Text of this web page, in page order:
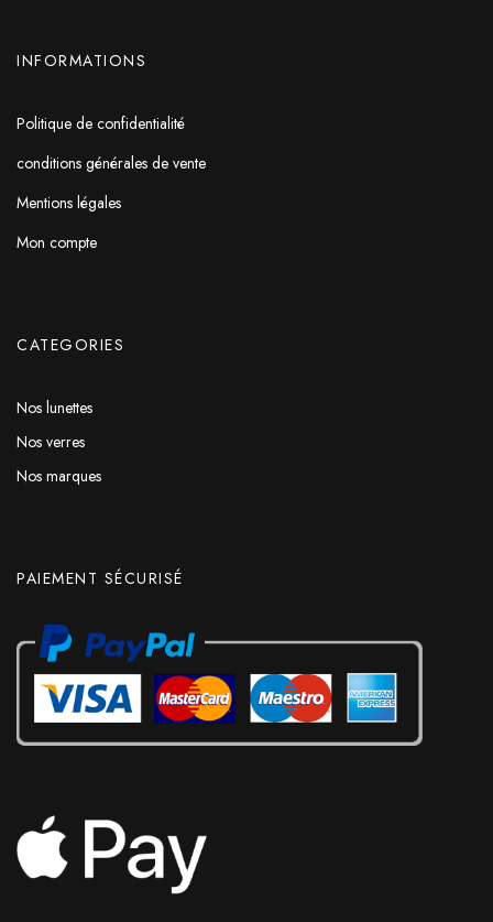
INFORMATIONS
Politique de confidentialité
conditions générales de vente
Mentions légales
Mon compte
CATEGORIES
Nos lunettes
Nos verres
Nos marques
PAIEMENT SÉCURISÉ